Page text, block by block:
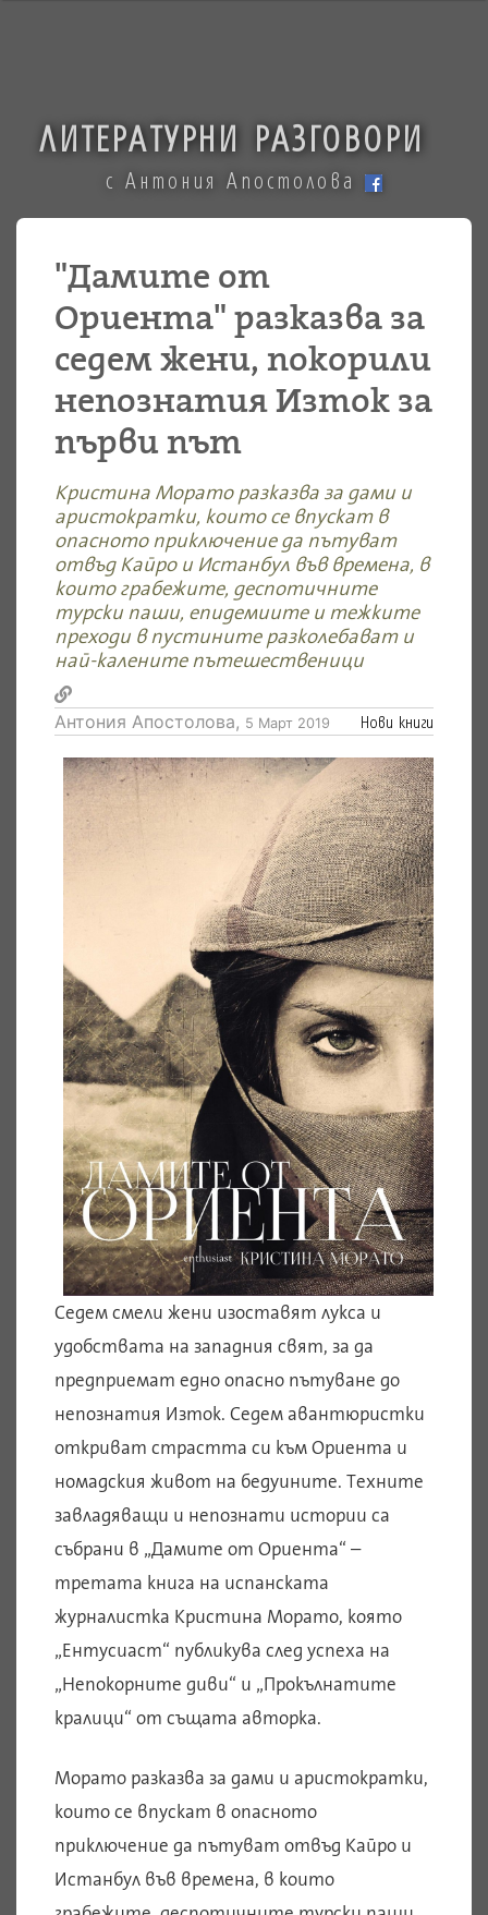
ЛИТЕРАТУРНИ РАЗГОВОРИ
с Антония Апостолова
"Дамите от
Ориента" разказва за
седем жени, покорили
непознатия Изток за
първи път
Кристина Морато разказва за дами и
аристократки, които се впускат в
опасното приключение да пътуват
отвъд Кайро и Истанбул във времена, в
които грабежите, деспотичните
турски паши, епидемиите и тежките
преходи в пустините разколебават и
най-калените пътешественици
Антония Апостолова, 5 Март 2019 Нови книги
Седем смели жени изоставят лукса и
удобствата на западния свят, за да
предприемат едно опасно пътуване до
непознатия Изток. Седем авантюристки
откриват страстта си към Ориента и
номадския живот на бедуините. Техните
завладяващи и непознати истории са
събрани в „Дамите от Ориента“ –
третата книга на испанската
журналистка Кристина Морато, която
„Ентусиаст“ публикува след успеха на
„Непокорните диви“ и „Прокълнатите
кралици“ от същата авторка.
Морато разказва за дами и аристократки,
които се впускат в опасното
приключение да пътуват отвъд Кайро и
Истанбул във времена, в които